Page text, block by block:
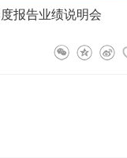
有与本次活动无关的、
方将对含有上述信息的
明或其他违法、恶意使
报告业绩说明会